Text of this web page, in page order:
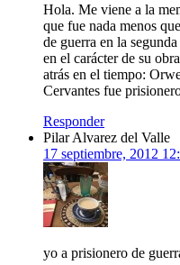
Hola. Me viene a la
que fue nada menos
de guerra en la
en el carácter de su
atrás en el tiempo:
Cervantes fue
Responder
Pilar Alvarez del Valle
17 septiembre, 2012
yo a prisionero de